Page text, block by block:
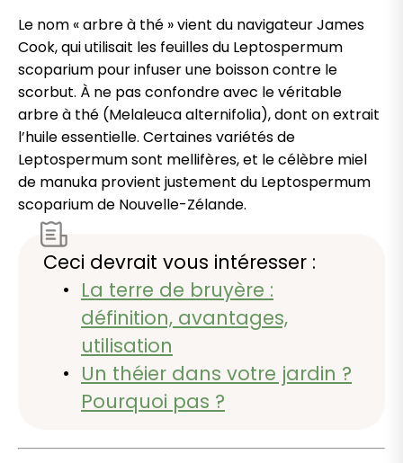
Le nom « arbre à thé » vient du navigateur James
Cook, qui utilisait les feuilles du Leptospermum
scoparium pour infuser une boisson contre le
scorbut. À ne pas confondre avec le véritable
arbre à thé (Melaleuca alternifolia), dont on extrait
l’huile essentielle. Certaines variétés de
Leptospermum sont mellifères, et le célèbre miel
de manuka provient justement du Leptospermum
scoparium de Nouvelle-Zélande.
Ceci devrait vous intéresser :
La terre de bruyère :
définition, avantages,
utilisation
Un théier dans votre jardin ?
Pourquoi pas ?